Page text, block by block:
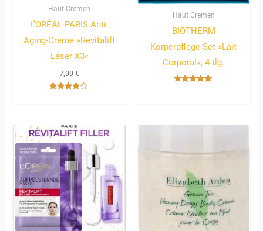
Haut Cremen
L’ORÉAL PARIS Anti-
Aging-Creme »Revitalift
Laser X3«
7,99€
Haut Cremen
BIOTHERM
Körperpflege-Set »Lait
Corporal«, 4-tlg.